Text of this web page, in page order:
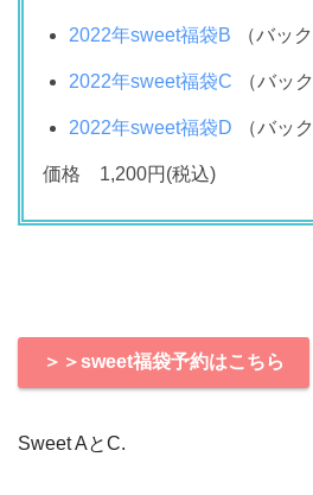
2022年sweet福袋B （バッ
2022年sweet福袋C （バッ
2022年sweet福袋D （バッ
価格 1,200円(税込)
＞＞sweet福袋予約はこちら
Sweet AとC.